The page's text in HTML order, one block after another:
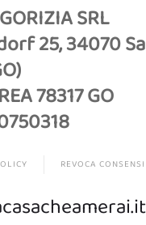
SRL
25, 34070
78317 GO
REVOCA CONSENSI